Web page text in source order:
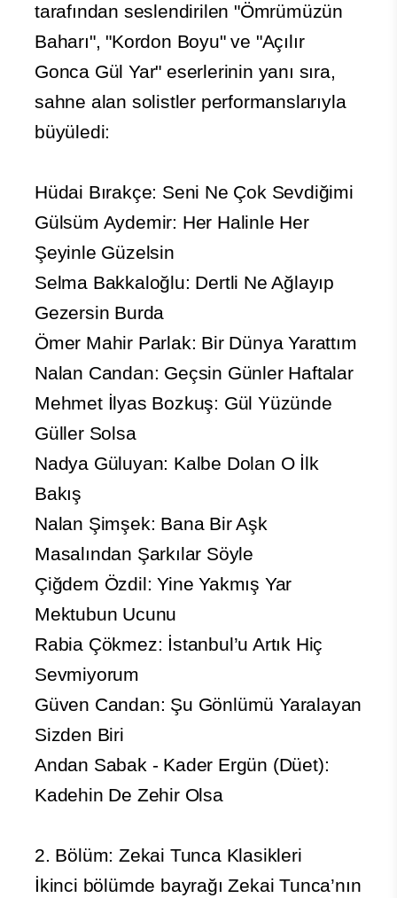
tarafından seslendirilen "Ömrümüzün
Baharı", "Kordon Boyu" ve "Açılır
Gonca Gül Yar" eserlerinin yanı sıra,
sahne alan solistler performanslarıyla
büyüledi:
Hüdai Bırakçe: Seni Ne Çok Sevdiğimi
Gülsüm Aydemir: Her Halinle Her
Şeyinle Güzelsin
Selma Bakkaloğlu: Dertli Ne Ağlayıp
Gezersin Burda
Ömer Mahir Parlak: Bir Dünya Yarattım
Nalan Candan: Geçsin Günler Haftalar
Mehmet İlyas Bozkuş: Gül Yüzünde
Güller Solsa
Nadya Güluyan: Kalbe Dolan O İlk
Bakış
Nalan Şimşek: Bana Bir Aşk
Masalından Şarkılar Söyle
Çiğdem Özdil: Yine Yakmış Yar
Mektubun Ucunu
Rabia Çökmez: İstanbul’u Artık Hiç
Sevmiyorum
Güven Candan: Şu Gönlümü Yaralayan
Sizden Biri
Andan Sabak - Kader Ergün (Düet):
Kadehin De Zehir Olsa
2. Bölüm: Zekai Tunca Klasikleri
İkinci bölümde bayrağı Zekai Tunca’nın